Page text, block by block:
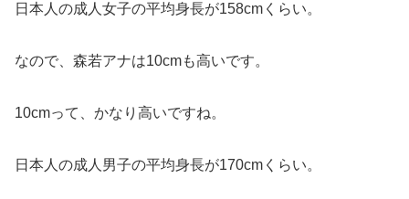
日本人の成人女子の平均身長が158cmくらい。
なので、森若アナは10cmも高いです。
10cmって、かなり高いですね。
日本人の成人男子の平均身長が170cmくらい。